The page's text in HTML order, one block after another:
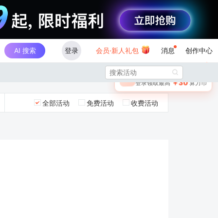
AI 搜索 登录 会员·新人礼包 消息 创作中心
🎁 未登录
登录领取最高￥30算力币

全部活动 免费活动 收费活动